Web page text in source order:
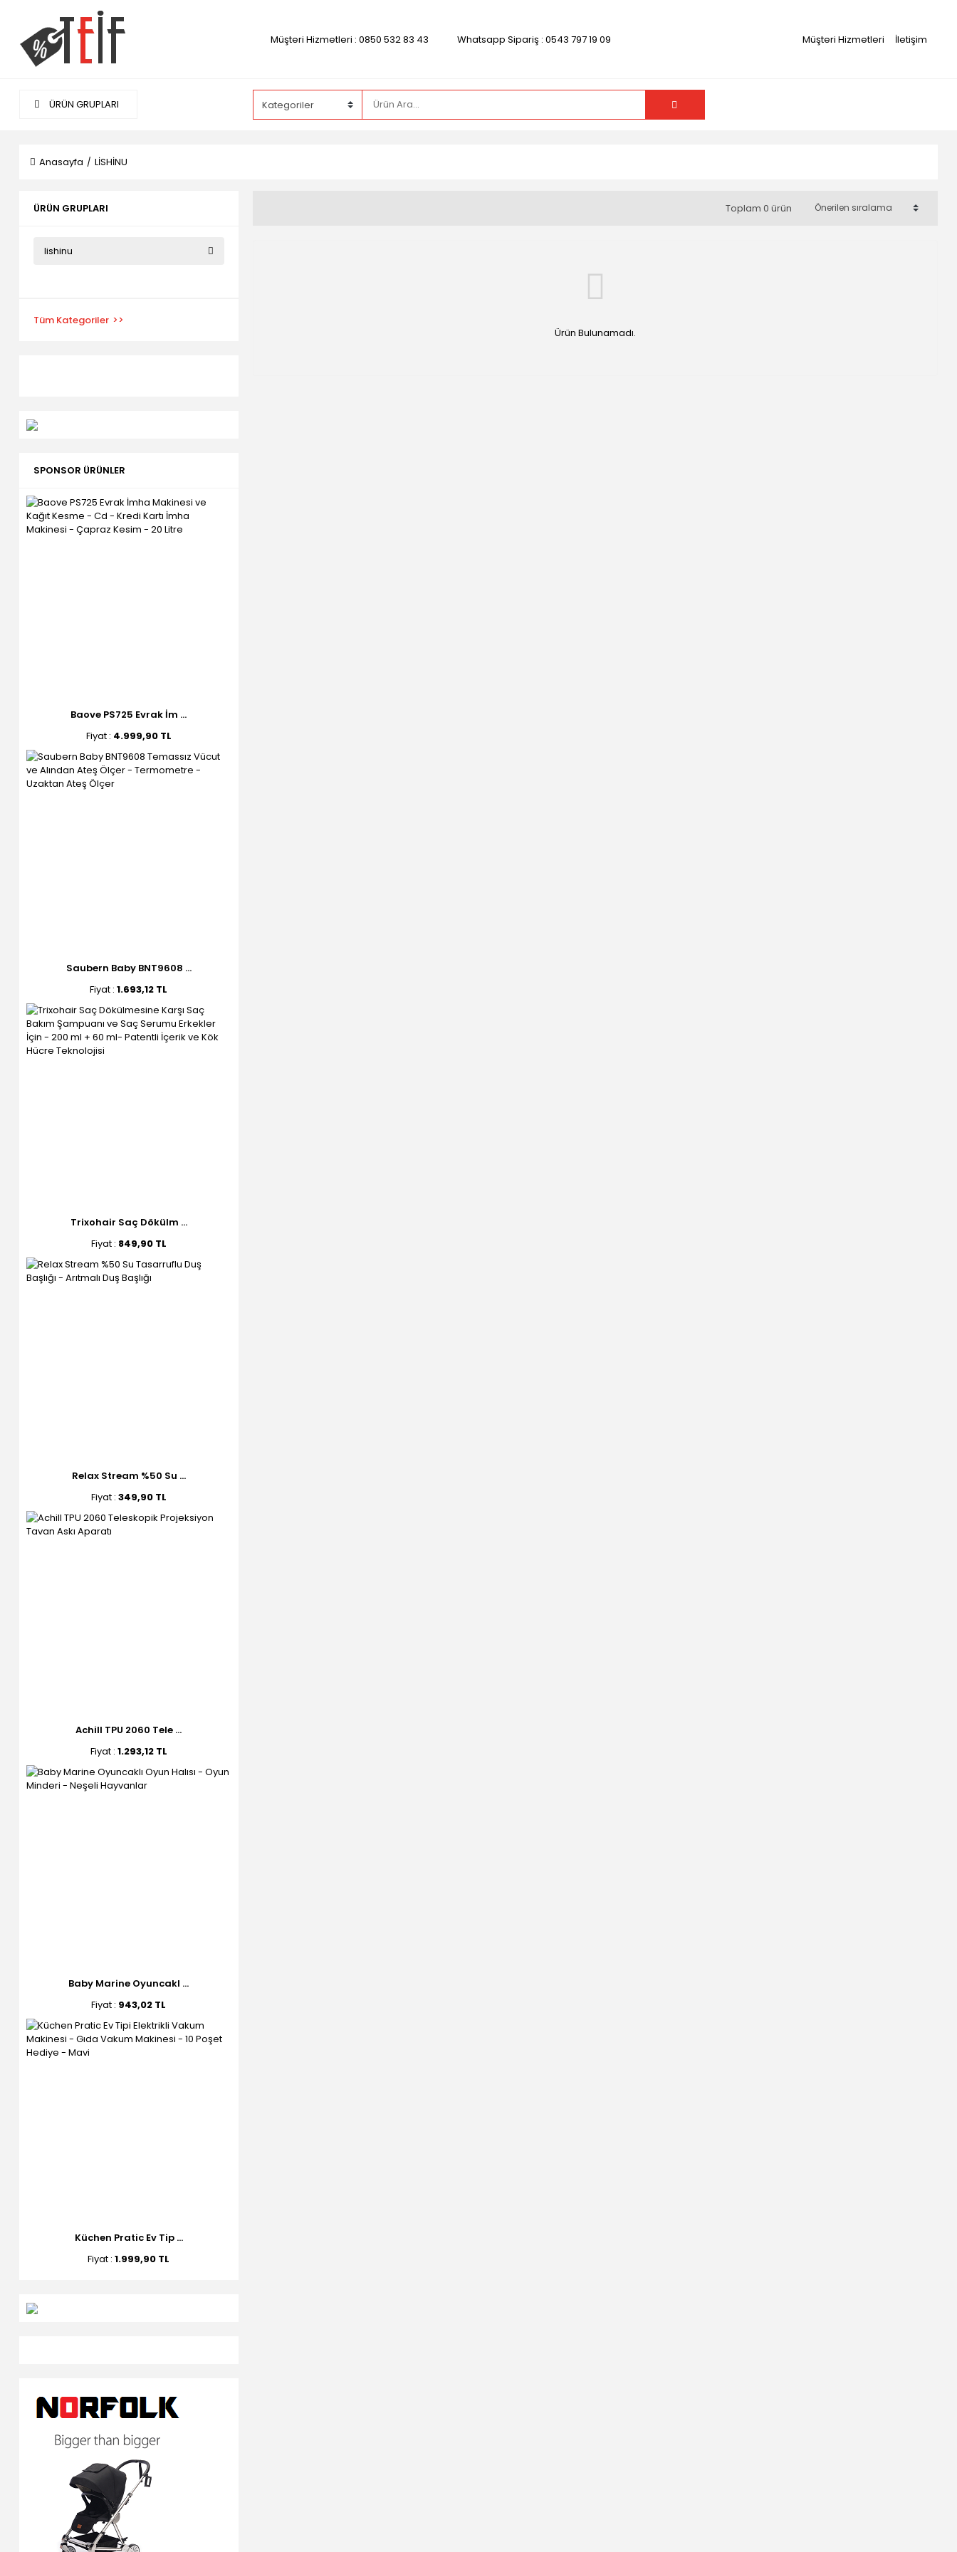
Müşteri Hizmetleri : 0850 532 83 43 Whatsapp Sipariş : 0543 797 19 09 Müşteri Hizmetleri İletişim
ÜRÜN GRUPLARI
Anasayfa LİSHİNU
ÜRÜN GRUPLARI
lishinu
Tüm Kategoriler
SPONSOR ÜRÜNLER
Baove PS725 Evrak İm ...
Fiyat : 4.999,90 TL
Saubern Baby BNT9608 ...
Fiyat :1.693,12 TL
Trixohair Saç Dökülm ...
Fiyat : 849,90 TL
Relax Stream %50 Su ...
Fiyat : 349,90 TL
Achill TPU 2060 Tele ...
Fiyat : 1.293,12 TL
Baby Marine Oyuncakl ...
Fiyat : 943,02 TL
Küchen Pratic Ev Tip ...
Fiyat :1.999,90 TL
Toplam 0 ürün
Ürün Bulunamadı.